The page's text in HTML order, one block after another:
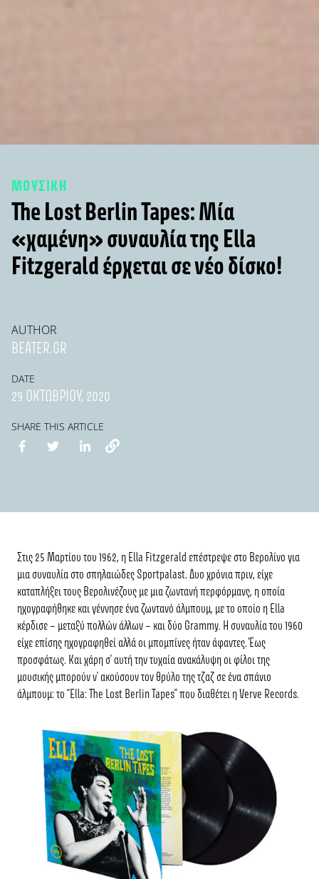
ΜΟΥΣΙΚΗ
The Lost Berlin Tapes: Μία
«χαμένη» συναυλία της Ella
Fitzgerald έρχεται σε νέο δίσκο!
AUTHOR
BEATER.GR
DATE
29 ΟΚΤΩΒΡΊΟΥ, 2020
SHARE THIS ARTICLE
Στις 25 Μαρτίου του 1962, η Ella Fitzgerald επέστρεψε στο Βερολίνο για
μια συναυλία στο σπηλαιώδες Sportpalast. Δυο χρόνια πριν, είχε
καταπλήξει τους Βερολινέζους με μια ζωντανή περφόρμανς, η οποία
ηχογραφήθηκε και γέννησε ένα ζωντανό άλμπουμ, με το οποίο η Ella
κέρδισε – μεταξύ πολλών άλλων – και δύο Grammy. H συναυλία του 1960
είχε επίσης ηχογραφηθεί αλλά οι μπομπίνες ήταν άφαντες. Έως
προσφάτως. Και χάρη σ’ αυτή την τυχαία ανακάλυψη οι φίλοι της
μουσικής μπορούν ν’ ακούσουν τον θρύλο της τζαζ σε ένα σπάνιο
άλμπουμ: το “Ella: The Lost Berlin Tapes” που διαθέτει ηVerve Records.